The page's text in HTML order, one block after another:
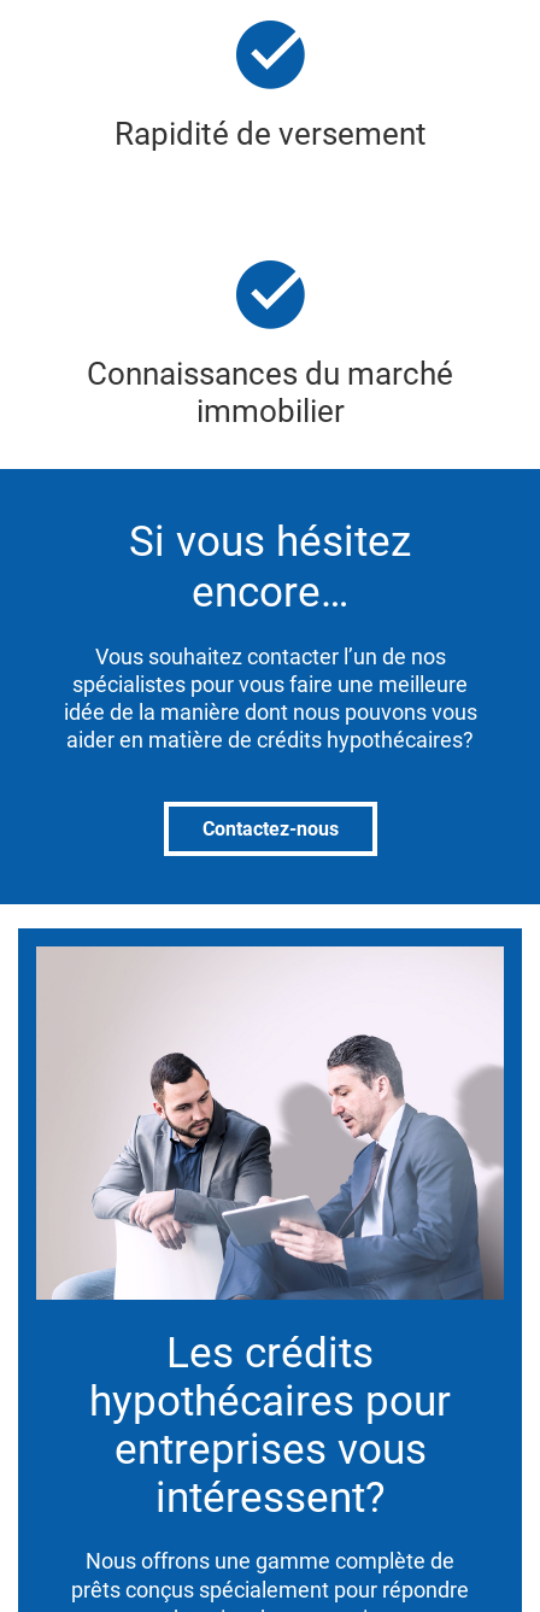
Rapidité de versement
Connaissances du marché
immobilier
Si vous hésitez
encore…
Vous souhaitez contacter l’un de nos
spécialistes pour vous faire une meilleure
idée de la manière dont nous pouvons vous
aider en matière de crédits hypothécaires?
Contactez-nous
Les crédits
hypothécaires pour
entreprises vous
intéressent?
Nous offrons une gamme complète de
prêts conçus spécialement pour répondre